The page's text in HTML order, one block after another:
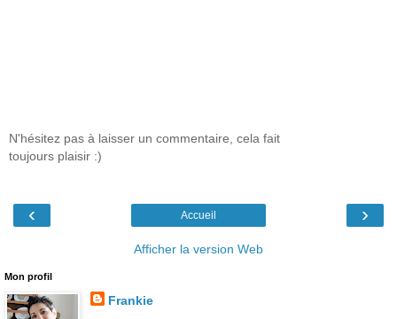
N'hésitez pas à laisser un commentaire, cela fait
toujours plaisir :)
‹ ›
Accueil
Afficher la version Web
Mon profil
Frankie